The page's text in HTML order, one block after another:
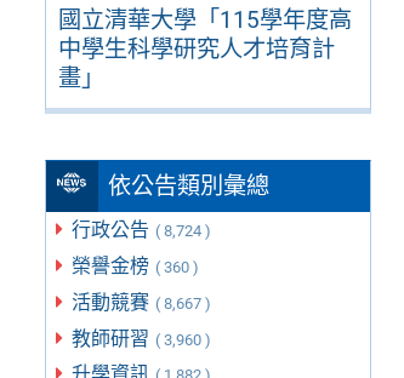
國立清華大學「115學年度高
中學生科學研究人才培育計
畫」
依公告類別彙總
行政公告 ( 8,724 )
榮譽金榜 ( 360 )
活動競賽 ( 8,667 )
教師研習 ( 3,960 )